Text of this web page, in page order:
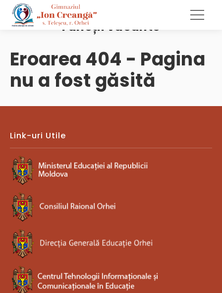
Funcții vacante
Eroarea 404 - Pagina
nu a fost găsită
Link-uri Utile